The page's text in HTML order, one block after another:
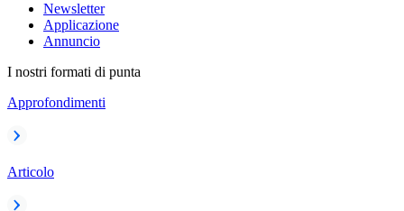
Newsletter
Applicazione
Annuncio
I nostri formati di punta
Approfondimenti
Articolo